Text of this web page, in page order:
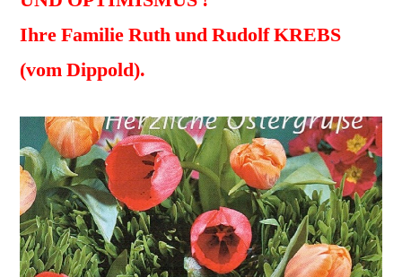
Ihre Familie Ruth und Rudolf KREBS
(vom Dippold).